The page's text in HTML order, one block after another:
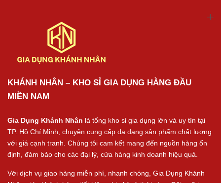
KHÁNH NHÂN – KHO SỈ GIA DỤNG HÀNG ĐẦU
MIỀN NAM
Gia Dụng Khánh Nhân là tổng kho sỉ gia dụng lớn và uy tín tại
TP. Hồ Chí Minh, chuyên cung cấp đa dạng sản phẩm chất lượng
với giá cạnh tranh. Chúng tôi cam kết mang đến nguồn hàng ổn
định, đảm bảo cho các đại lý, cửa hàng kinh doanh hiệu quả.
Với dịch vụ giao hàng miễn phí, nhanh chóng, Gia Dụng Khánh